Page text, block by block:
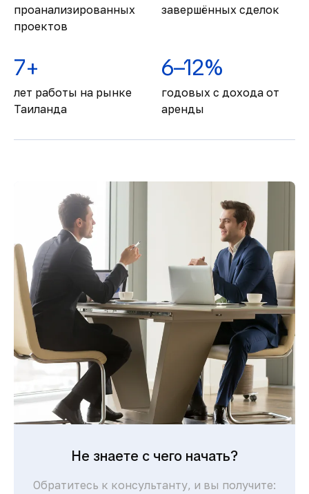
проанализированных
проектов
завершённых сделок
7+
лет работы на рынке
Таиланда
6–12%
годовых с дохода от
аренды
Не знаете с чего начать?
Обратитесь к консультанту, и вы получите: